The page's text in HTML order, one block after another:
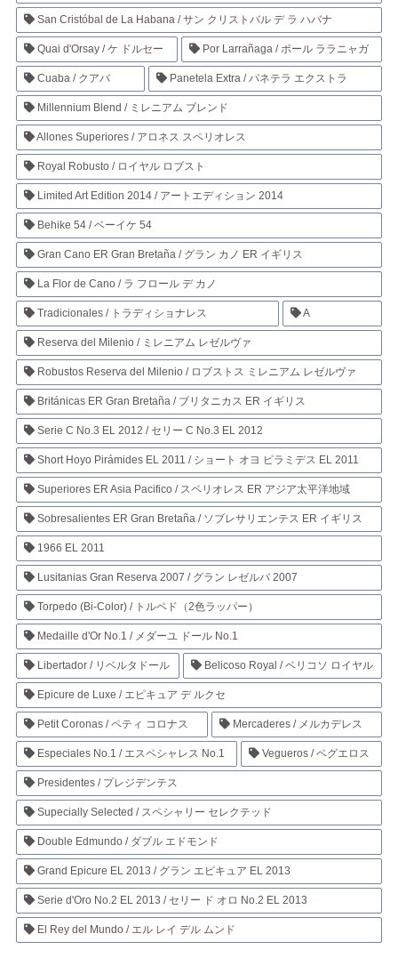
San Cristóbal de La Habana / サン クリストバル デ ラ ハバナ
Quai d'Orsay / ケ ドルセー Por Larrañaga / ポール ララニャガ
Cuaba / クアバ Panetela Extra / パネテラ エクストラ
Millennium Blend / ミレニアム ブレンド
Allones Superiores / アロネス スペリオレス
Royal Robusto / ロイヤル ロブスト
Limited Art Edition 2014 / アートエディション 2014
Behike 54 / ベーイケ 54
Gran Cano ER Gran Bretaña / グラン カノ ER イギリス
La Flor de Cano / ラ フロール デ カノ
Tradicionales / トラディショナレス A
Reserva del Milenio / ミレニアム レゼルヴァ
Robustos Reserva del Milenio / ロブストス ミレニアム レゼルヴァ
Británicas ER Gran Bretaña / ブリタニカス ER イギリス
Serie C No.3 EL 2012 / セリー C No.3 EL 2012
Short Hoyo Pirámides EL 2011 / ショート オヨ ピラミデス EL 2011
Superiores ER Asia Pacifico / スペリオレス ER アジア太平洋地域
Sobresalientes ER Gran Bretaña / ソブレサリエンテス ER イギリス
1966 EL 2011
Lusitanias Gran Reserva 2007 / グラン レゼルバ 2007
Torpedo (Bi-Color) / トルペド（2色ラッパー）
Medaille d'Or No.1 / メダーユ ドール No.1
Libertador / リベルタドール Belicoso Royal / ベリコソ ロイヤル
Epicure de Luxe / エピキュア デ ルクセ
Petit Coronas / ペティ コロナス Mercaderes / メルカデレス
Especiales No.1 / エスペシャレス No.1 Vegueros / ベグエロス
Presidentes / プレジデンテス
Supecially Selected / スペシャリー セレクテッド
Double Edmundo / ダブル エドモンド
Grand Epicure EL 2013 / グラン エピキュア EL 2013
Serie d'Oro No.2 EL 2013 / セリー ド オロ No.2 EL 2013
El Rey del Mundo / エル レイ デル ムンド